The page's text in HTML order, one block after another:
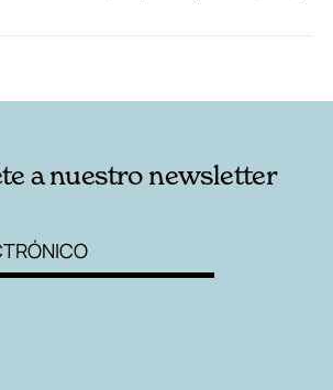
a nuestro newsletter